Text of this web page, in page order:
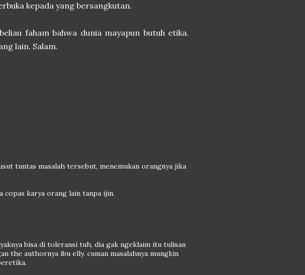
kepada yang bersangkutan.
faham bahwa dunia mayapun butuh etika.
lain. Salam.
tuntas masalah tersebut, menemukan orangnya jika
copas karya orang lain tanpa ijin.
bisa di toleransi tuh, dia gak ngeklaim itu tulisan
the authornya ibu elly. cuman masalahnya mungkin